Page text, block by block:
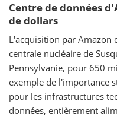
Centre de données
de dollars
L'acquisition par Amazon
centrale nucléaire de
Pennsylvanie, pour 650
exemple de l'importance
pour les infrastructures
données, entièrement